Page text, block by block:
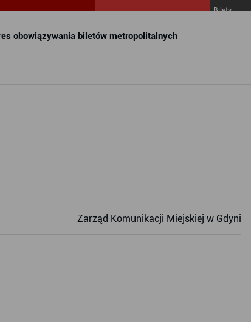
obowiązywania biletów metropolitalnych
Bilety
Zarząd Komunikacji Miejskiej w Gdyni